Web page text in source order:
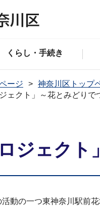
くらし・手続き
ージ 神奈川区トップ
ェクト」～花とみどりで
ジェク
動の一つ東神奈川駅前